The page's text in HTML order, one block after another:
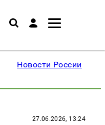
Новости России
27.06.2026, 13:24